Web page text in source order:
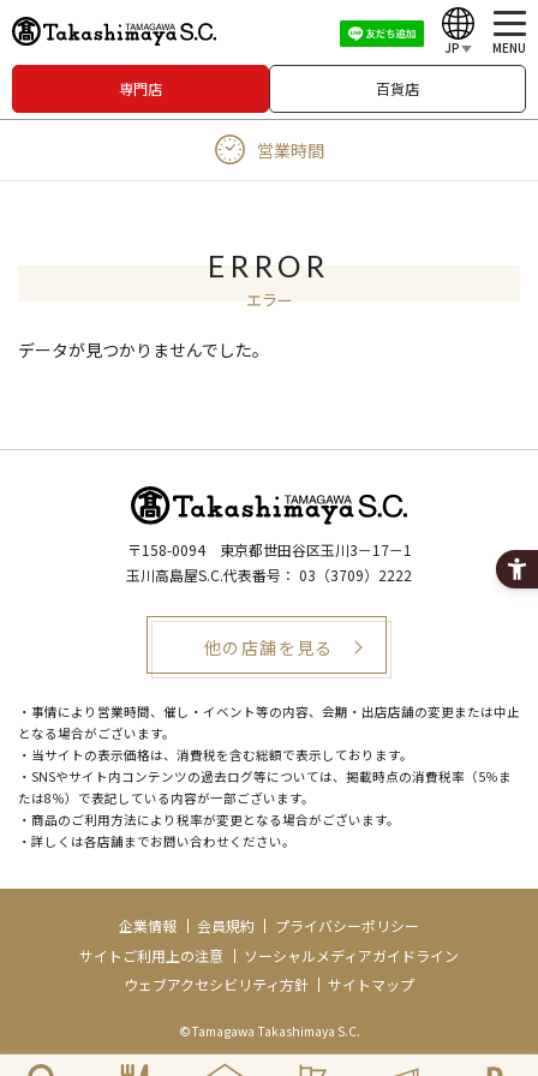
専門店 百貨店
JP
English
MENU
営業時間
ERROR
エラー
データが見つかりませんでした。
〒158-0094 東京都世田谷区玉川3－17－1
玉川高島屋S.C.代表番号： 03（3709）2222
他の店舗を見る
・事情により営業時間、催し・イベント等の内容、会期・出店店舗の変更または中止
となる場合がございます。
・当サイトの表示価格は、消費税を含む総額で表示しております。
・SNSやサイト内コンテンツの過去ログ等については、掲載時点の消費税率（5％ま
たは8％）で表記している内容が一部ございます。
・商品のご利用方法により税率が変更となる場合がございます。
・詳しくは各店舗までお問い合わせください。
企業情報 会員規約
プライバシーポリシー
サイトご利用上の注意
ソーシャルメディアガイドライン
ウェブアクセシビリティ方針
サイトマップ
©Tamagawa Takashimaya S.C.